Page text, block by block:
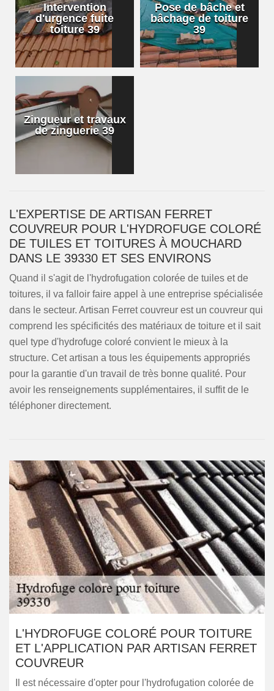
Intervention
d'urgence fuite
toiture 39
Pose de bâche et
bâchage de toiture
39
Zingueur et travaux
de zinguerie 39
L'EXPERTISE DE ARTISAN FERRET
COUVREUR POUR L'HYDROFUGE COLORÉ
DE TUILES ET TOITURES À MOUCHARD
DANS LE 39330 ET SES ENVIRONS
Quand il s'agit de l'hydrofugation colorée de tuiles et de
toitures, il va falloir faire appel à une entreprise spécialisée
dans le secteur. Artisan Ferret couvreur est un couvreur qui
comprend les spécificités des matériaux de toiture et il sait
quel type d'hydrofuge coloré convient le mieux à la
structure. Cet artisan a tous les équipements appropriés
pour la garantie d'un travail de très bonne qualité. Pour
avoir les renseignements supplémentaires, il suffit de le
téléphoner directement.
L'HYDROFUGE COLORÉ POUR TOITURE
ET L'APPLICATION PAR ARTISAN FERRET
COUVREUR
Il est nécessaire d'opter pour l'hydrofugation colorée de